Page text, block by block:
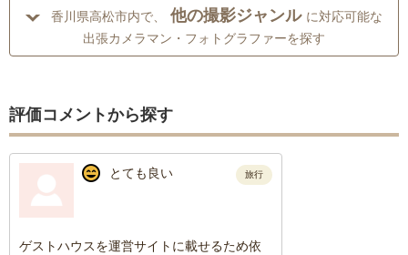
香川県高松市内で、 他の撮影ジャンル に対応可能な
出張カメラマン・フォトグラファーを探す
評価コメントから探す
とても良い 旅行
ゲストハウスを運営サイトに載せるため依